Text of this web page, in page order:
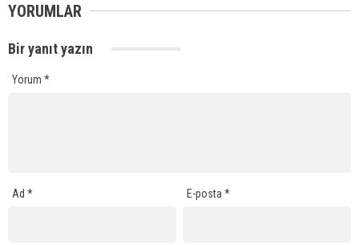
YORUMLAR
Bir yanıt yazın
Yorum *
Ad * E-posta*